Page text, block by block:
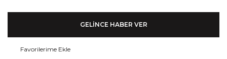
GELİNCE HABER VER